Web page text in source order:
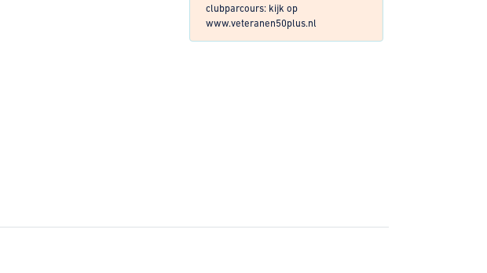
clubparcours: kijk op
www.veteranen50plus.nl